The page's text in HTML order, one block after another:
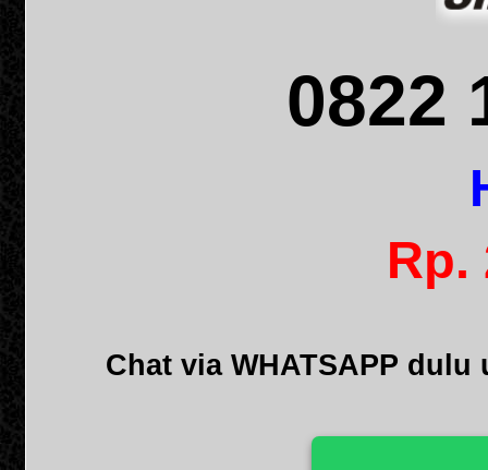
0822
Rp.
Chat via WHATSAPP